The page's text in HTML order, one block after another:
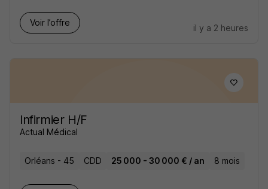
Voir l’offre
il y a 2 heures
Infirmier H/F
Actual Médical
Orléans - 45 CDD 25 000 - 30 000 € / an 8 mois